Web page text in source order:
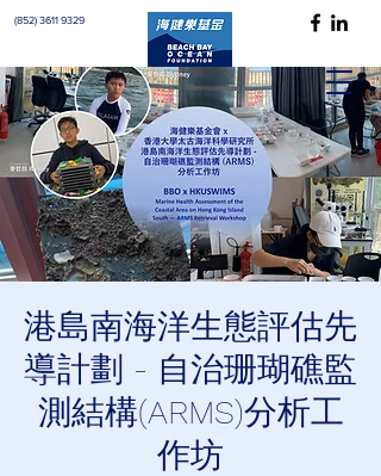
(852) 3611 9329
港島南海洋生態評估先
導計劃 - 自治珊瑚礁監
測結構(ARMS)分析工
作坊